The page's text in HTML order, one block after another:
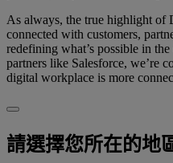
As always, the true highlight of
connected with customers,
redefining what’s possible in
partners like Salesforce, we’re
digital workplace is more
請選擇您所在的地